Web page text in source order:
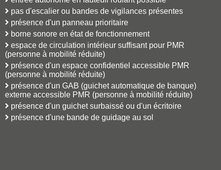
pas d'escalier ou bandes de vigilances présentes
présence d'un panneau prioritaire
borne sonore en état de fonctionnement
espace de circulation intérieur suffisant pour PMR
(personne à mobilité réduite)
présence d'un espace confidentiel accessible PMR
(personne à mobilité réduite)
présence d'un GAB (guichet automatique de banque)
externe accessible PMR (personne à mobilité réduite)
présence d'un guichet surbaissé ou d'un écritoire
présence d'une bande de guidage au sol